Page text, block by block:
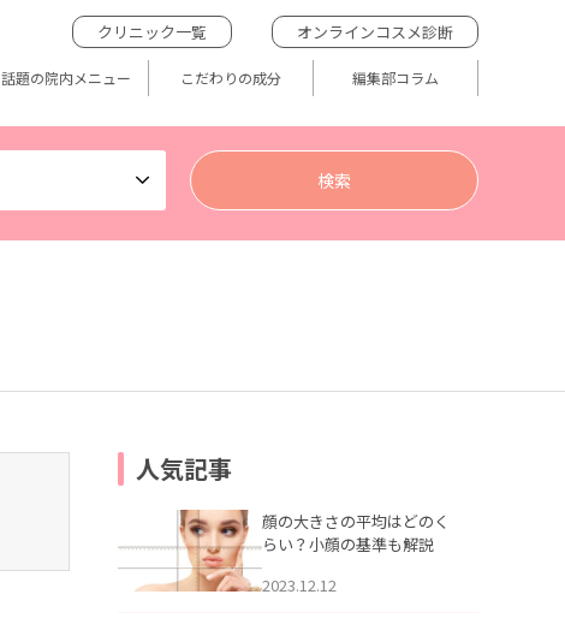
クリニック一覧 オンラインコスメ診断
話題の院内メニュー こだわりの成分 編集部コラム
人気記事
顔の大きさの平均はどのく
らい？小顔の基準も解説
2023.12.12